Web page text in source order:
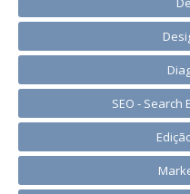
SEO - Search